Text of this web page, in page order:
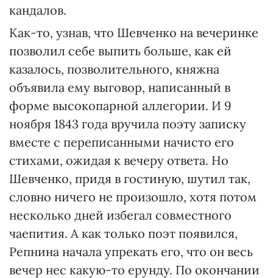
кандалов.
Как-то, узнав, что Шевченко на вечеринке
позволил себе выпить больше, как ей
казалось, позволительного, княжна
объявила ему выговор, написанный в
форме высокопарной аллегории. И 9
ноября 1843 года вручила поэту записку
вместе с переписанными начисто его
стихами, ожидая к вечеру ответа. Но
Шевченко, придя в гостиную, шутил так,
словно ничего не произошло, хотя потом
несколько дней избегал совместного
чаепития. А как только поэт появился,
Репнина начала упрекать его, что он весь
вечер нес какую-то ерунду. По окончании